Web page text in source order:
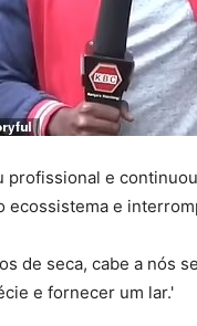
e
ecossistema e
de seca, cabe a nós
e fornecer um lar.'